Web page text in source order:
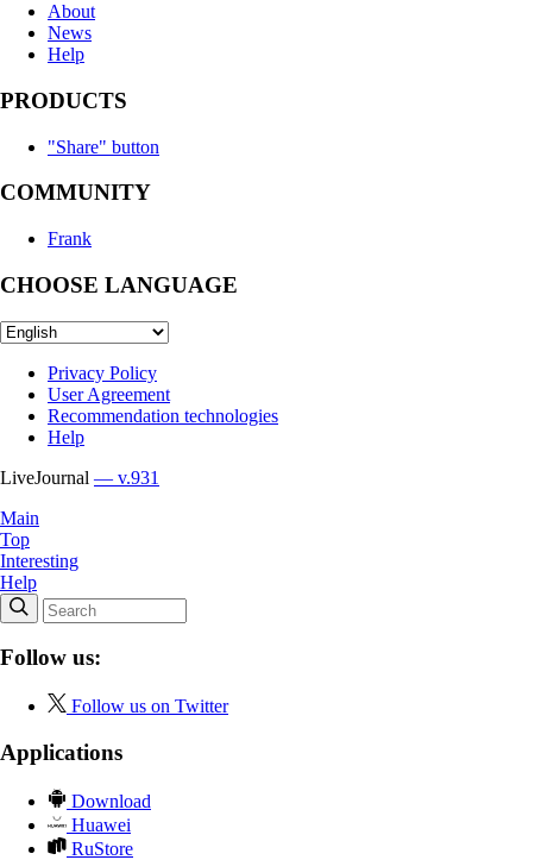
About
News
Help
PRODUCTS
"Share" button
COMMUNITY
Frank
CHOOSE LANGUAGE
Privacy Policy
User Agreement
Recommendation technologies
Help
LiveJournal — v.931
Main
Top
Interesting
Help
Follow us:
Follow us on Twitter
Applications
Download
Huawei
RuStore